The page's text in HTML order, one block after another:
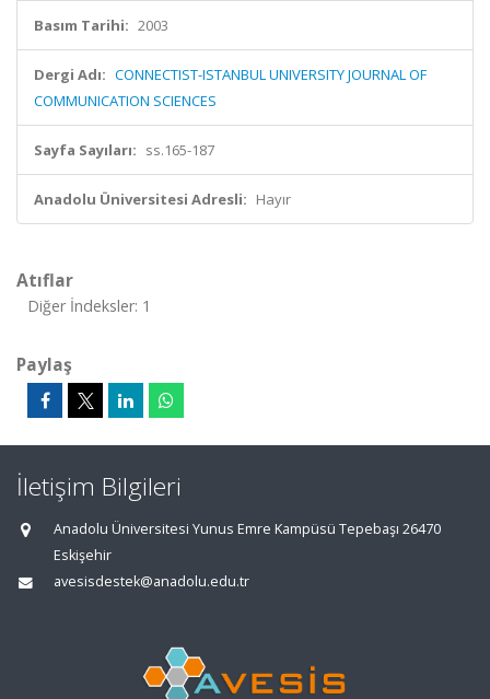
Basım Tarihi: 2003
Dergi Adı: CONNECTIST-ISTANBUL UNIVERSITY JOURNAL OF
COMMUNICATION SCIENCES
Sayfa Sayıları: ss.165-187
Anadolu Üniversitesi Adresli: Hayır
Atıflar
Diğer İndeksler: 1
Paylaş
İletişim Bilgileri
Anadolu Üniversitesi Yunus Emre Kampüsü Tepebaşı 26470
Eskişehir
avesisdestek@anadolu.edu.tr